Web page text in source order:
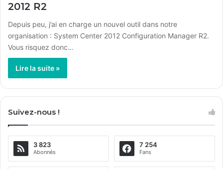
2012 R2
Depuis peu, j’ai en charge un nouvel outil dans notre
organisation : System Center 2012 Configuration Manager R2.
Vous risquez donc…
Lire la suite »
Suivez-nous !
3 823
Abonnés
7 254
Fans